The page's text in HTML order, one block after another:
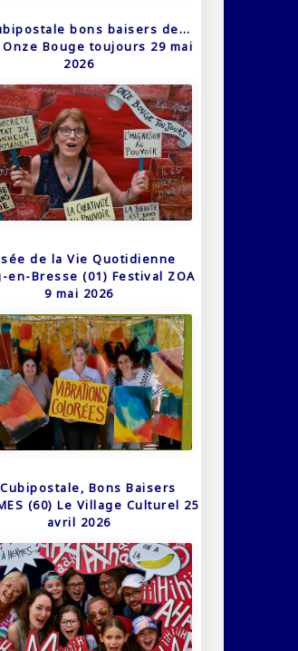
bons baisers de…
Bouge toujours 29 mai
2026
de la Vie Quotidienne
en-Bresse (01) Festival ZOA
9 mai 2026
Bons Baisers
(60) Le Village Culturel 25
avril 2026